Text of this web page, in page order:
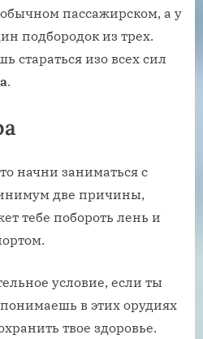
пассажирском, а у
подбородок из трех.
стараться изо всех сил
.
начни заниматься с
две причины,
тебе побороть лень и
условие, если ты
в этих орудиях
твое здоровье.